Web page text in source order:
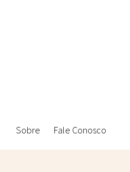
Sobre Fale Conosco